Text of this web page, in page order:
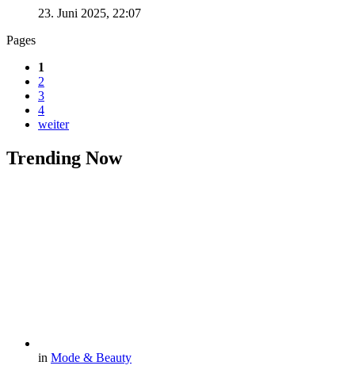
23. Juni 2025, 22:07
Pages
1
2
3
4
weiter
Trending Now
in Mode & Beauty